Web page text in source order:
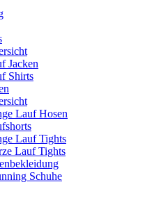
Jacken
Shirts
Lauf Hosen
Lauf Tights
Lauf Tights
Schuhe